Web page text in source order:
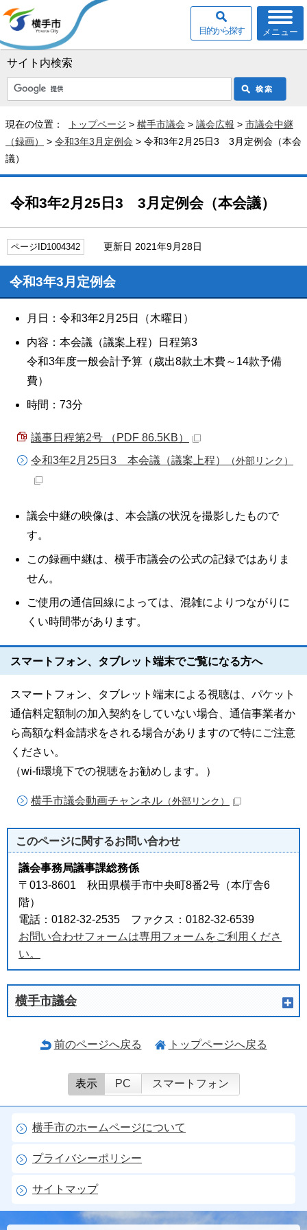
サイト内検索
メニュー
目的から探す
現在の位置： トップページ > 横手市議会 > 議会広報 > 市議会中継
（録画）
> 令和3年3月定例会 > 令和3年2月25日3 3月定例会（本会
議）
令和3年2月25日3 3月定例会（本会議）
ページID1004342 更新日 2021年9月28日
令和3年3月定例会
月日：令和3年2月25日（木曜日）
内容：本会議（議案上程）日程第3
令和3年度一般会計予算（歳出8款土木費～14款予備
費）
時間：73分
議事日程第2号 （PDF 86.5KB）
令和3年2月25日3 本会議（議案上程）
（外部リンク）
議会中継の映像は、本会議の状況を撮影したもので
す。
この録画中継は、横手市議会の公式の記録ではありま
せん。
ご使用の通信回線によっては、混雑によりつながりに
くい時間帯があります。
スマートフォン、タブレット端末でご覧になる方へ
スマートフォン、タブレット端末による視聴は、パケット
通信料定額制の加入契約をしていない場合、通信事業者か
ら高額な料金請求をされる場合がありますので特にご注意
ください。
（wi-fi環境下での視聴をお勧めします。）
横手市議会動画チャンネル （外部リンク）
このページに関するお問い合わせ
議会事務局議事課総務係
〒013-8601 秋田県横手市中央町8番2号（本庁舎6
階）
電話：0182-32-2535 ファクス：0182-32-6539
お問い合わせフォームは専用フォームをご利用くださ
い。
横手市議会
前のページへ戻る トップページへ戻る
表示 PC スマートフォン
横手市のホームページについて
プライバシーポリシー
サイトマップ